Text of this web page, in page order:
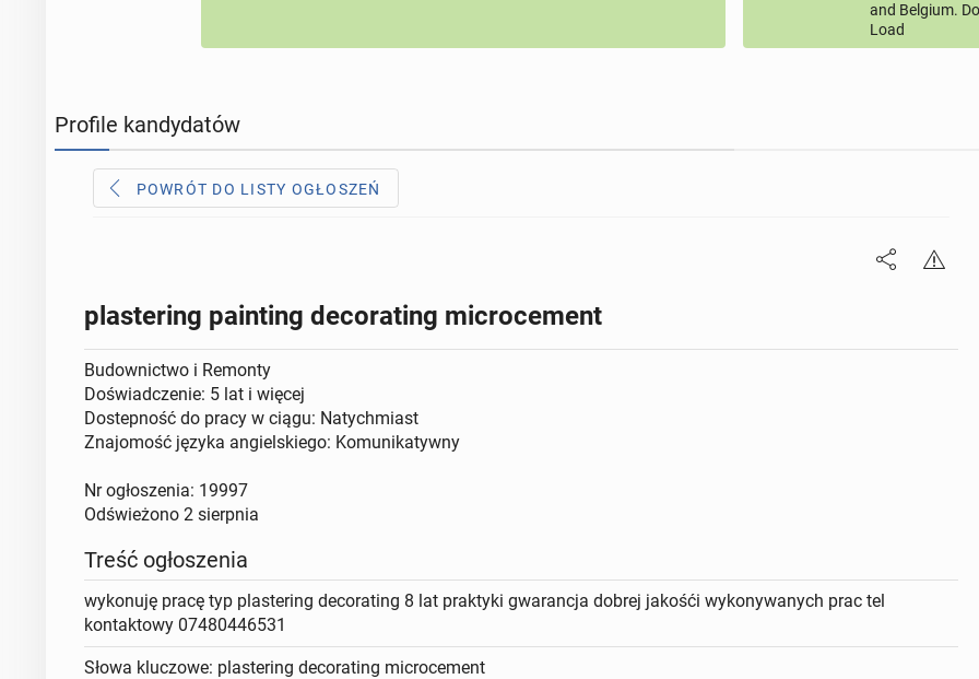
and Belgium.
Load
Profile kandydatów
POWRÓT DO LISTY OGŁOSZEŃ
plastering painting decorating microcement
Budownictwo i Remonty
Doświadczenie: 5 lat i więcej
Dostepność do pracy w ciągu: Natychmiast
Znajomość języka angielskiego: Komunikatywny
Nr ogłoszenia: 19997
Odświeżono2 sierpnia
Treść ogłoszenia
wykonuję pracę typ plastering decorating 8 lat praktyki gwarancja dobrej jakośći wykonywanych prac tel
kontaktowy 07480446531
Słowa kluczowe: plastering decorating microcement